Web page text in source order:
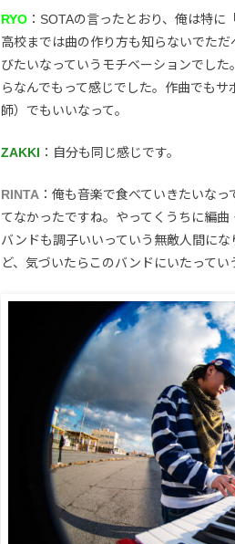
RYO ：SOTAの言ったとおり、俺は特に
高校までは曲の作り方も知らないでた
びたいなっていうモチベーションでし
らなんでもって感じでした。作曲でも
師）でもいいなって。
ZAKKI ：自分も同じ感じです。
RINTA ：俺も音楽で食べていきたいな
てなかったですね。やってくうちに編
バンドも調子いいっていう無敵人間に
ど、気づいたらこのバンドにいたってい